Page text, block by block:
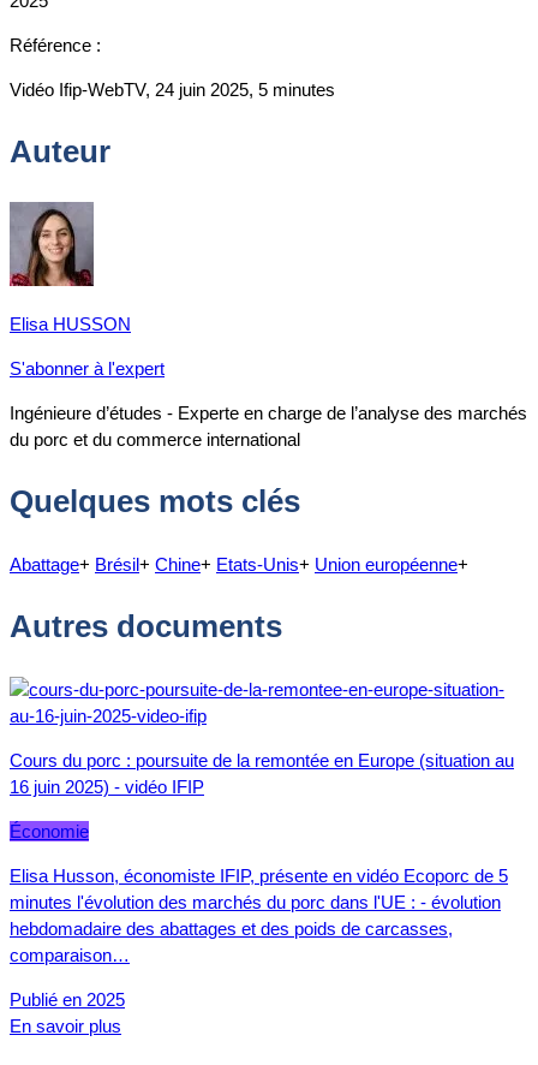
Référence :
Vidéo Ifip-WebTV, 24 juin 2025, 5 minutes
Auteur
Elisa HUSSON
S'abonner à l'expert
Ingénieure d’études - Experte en charge de l’analyse des marchés
du porc et du commerce international
Quelques mots clés
Abattage+ Brésil+ Chine+ Etats-Unis+ Union européenne+
Autres documents
Cours du porc : poursuite de la remontée en Europe (situation au
16 juin 2025) - vidéo IFIP
Économie
Elisa Husson, économiste IFIP, présente en vidéo Ecoporc de 5
minutes l'évolution des marchés du porc dans l'UE : - évolution
hebdomadaire des abattages et des poids de carcasses,
comparaison…
Publié en 2025
En savoir plus